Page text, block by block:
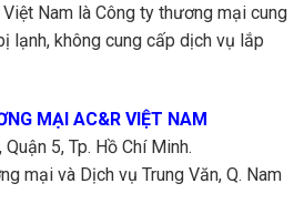
Nam là Công ty thương mại cung
lạnh, không cung cấp dịch vụ lắp
MẠI AC&R VIỆT NAM
5, Tp. Hồ Chí Minh.
mại và Dịch vụ Trung Văn, Q. Nam